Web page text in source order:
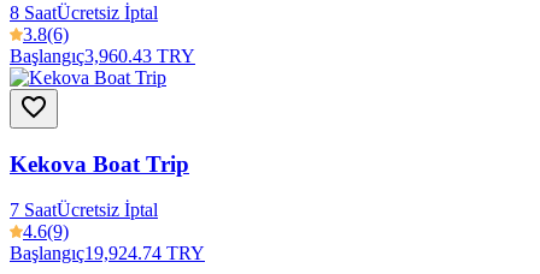
8 SaatÜcretsiz İptal
3.8(6)
Başlangıç3,960.43 TRY
Kekova Boat Trip
7 SaatÜcretsiz İptal
4.6(9)
Başlangıç19,924.74 TRY